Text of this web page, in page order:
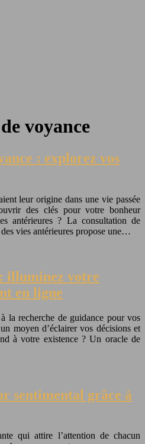
voyance
: explorez vos
leur origine dans une vie passée
des clés pour votre bonheur
antérieures ? La consultation de
vies antérieures propose une…
illuminez votre
en ligne
la recherche de guidance pour vos
moyen d’éclairer vos décisions et
à votre existence ? Un oracle de
sentimental grâce à
qui attire l’attention de chacun